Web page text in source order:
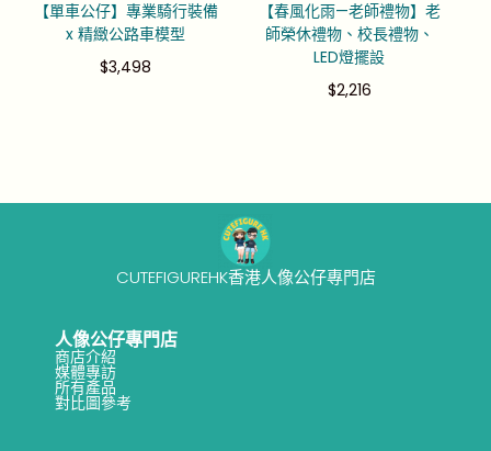
【單車公仔】專業騎行裝備
x 精緻公路車模型
$3,498
【春風化雨—老師禮物】老
師榮休禮物、校長禮物、
LED燈擺設
$2,216
CUTEFIGUREHK香港人像公仔專門店
人像公仔專門店
商店介紹
媒體專訪
所有產品
對比圖參考